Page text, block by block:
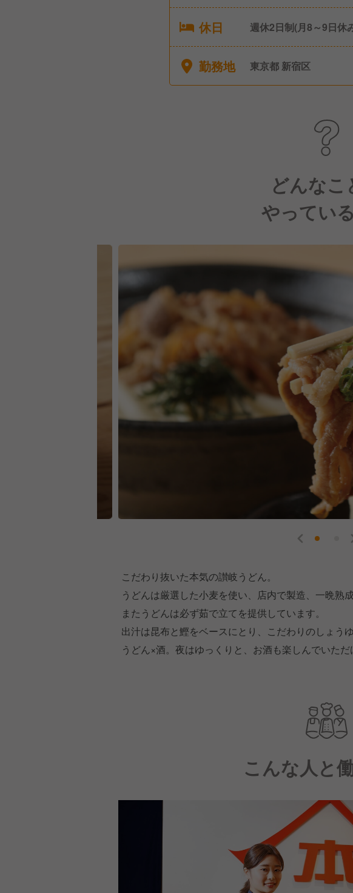
休日
週休2日制(月8～9日休
勤務地 東京都 新宿区
どんなこ
やってい
こだわり抜いた本気の讃岐うどん。
うどんは厳選した小麦を使い、店内で製造、一晩熟成
またうどんは必ず茹で立てを提供しています。
出汁は昆布と鰹をベースにとり、こだわりのしょう
うどん×酒。夜はゆっくりと、お酒も楽しんでいただ
こんな人と